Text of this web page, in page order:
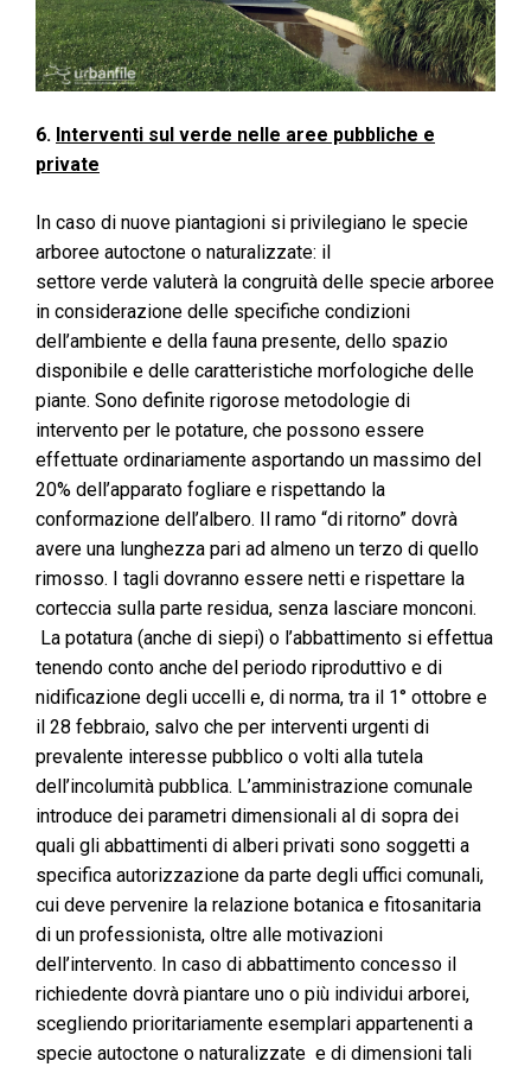
6. Interventi sul verde nelle aree pubbliche e
private
In caso di nuove piantagioni si privilegiano le specie
arboree autoctone o naturalizzate: il
settore verde valuterà la congruità delle specie arboree
in considerazione delle specifiche condizioni
dell’ambiente e della fauna presente, dello spazio
disponibile e delle caratteristiche morfologiche delle
piante. Sono definite rigorose metodologie di
intervento per le potature, che possono essere
effettuate ordinariamente asportando un massimo del
20% dell’apparato fogliare e rispettando la
conformazione dell’albero. Il ramo “di ritorno” dovrà
avere una lunghezza pari ad almeno un terzo di quello
rimosso. I tagli dovranno essere netti e rispettare la
corteccia sulla parte residua, senza lasciare monconi.
La potatura (anche di siepi) o l’abbattimento si effettua
tenendo conto anche del periodo riproduttivo e di
nidificazione degli uccelli e, di norma, tra il 1° ottobre e
il 28 febbraio, salvo che per interventi urgenti di
prevalente interesse pubblico o volti alla tutela
dell’incolumità pubblica. L’amministrazione comunale
introduce dei parametri dimensionali al di sopra dei
quali gli abbattimenti di alberi privati sono soggetti a
specifica autorizzazione da parte degli uffici comunali,
cui deve pervenire la relazione botanica e fitosanitaria
di un professionista, oltre alle motivazioni
dell’intervento. In caso di abbattimento concesso il
richiedente dovrà piantare uno o più individui arborei,
scegliendo prioritariamente esemplari appartenenti a
specie autoctone o naturalizzate e di dimensioni tali